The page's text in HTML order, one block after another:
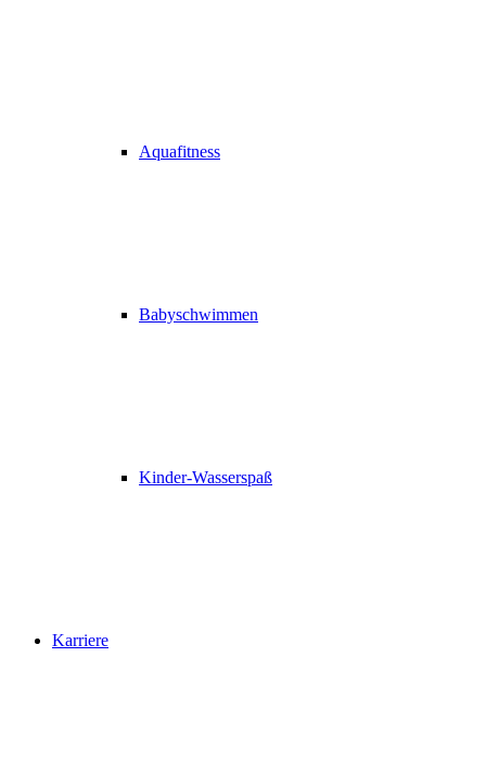
Aquafitness
Babyschwimmen
Kinder-Wasserspaß
Karriere